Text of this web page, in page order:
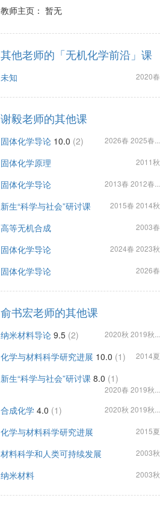
教师主页： 暂无
其他老师的「无机化学前沿」课
未知 2020春
谢毅老师的其他课
固体化学导论 10.0 (2) 2026春 2025春...
固体化学原理 2011秋
固体化学导论 2013春 2012春...
新生“科学与社会”研讨课 2015春 2014秋
高等无机合成 2003春
固体化学导论 2024春 2023秋
固体化学导论 2026春
俞书宏老师的其他课
纳米材料导论 9.5 (2) 2020秋 2019秋...
化学与材料科学研究进展 10.0 (1) 2014夏
新生“科学与社会”研讨课 8.0 (1)
2020春 2019秋...
合成化学 4.0 (1) 2020秋 2019秋...
化学与材料科学研究进展 2015夏
材料科学和人类可持续发展 2003秋
纳米材料 2003秋